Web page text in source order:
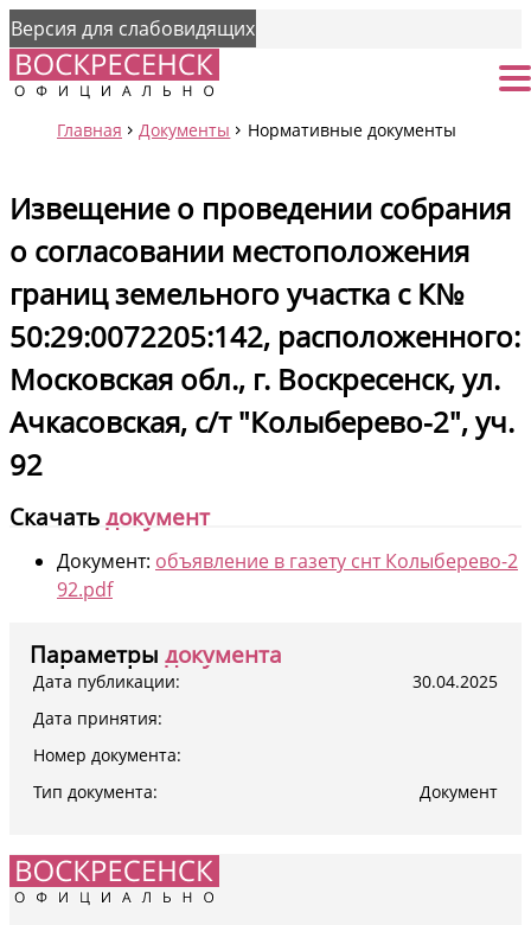
Версия для слабовидящих
Главная Документы Нормативные документы
Извещение о проведении собрания
о согласовании местоположения
границ земельного участка с К№
50:29:0072205:142, расположенного:
Московская обл., г. Воскресенск, ул.
Ачкасовская, с/т "Колыберево-2", уч.
92
Скачатьдокумент
Документ: объявление в газету снт Колыберево-2
92.pdf
Параметры документа
Дата публикации:
30.04.2025
Дата принятия:
Номер документа:
Тип документа:
Документ